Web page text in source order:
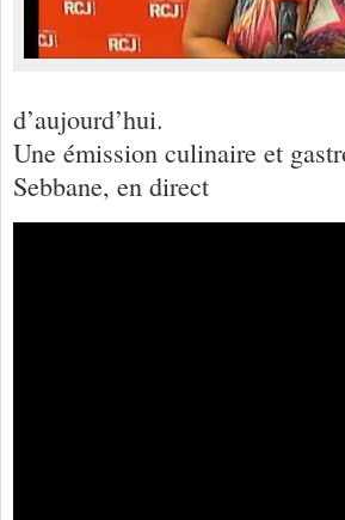
d’aujourd’hui.
Une émission culinaire et
Sebbane, en direct